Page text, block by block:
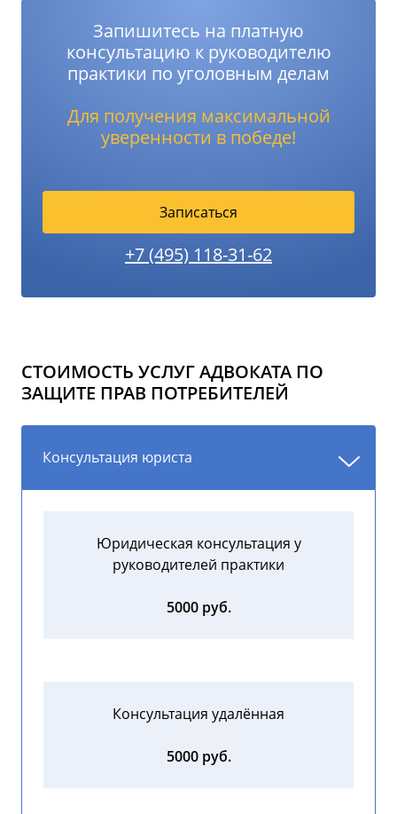
Запишитесь на платную
консультацию к руководителю
практики по уголовным делам
Для получения максимальной
уверенности в победе!
Записаться
+7 (495) 118-31-62
СТОИМОСТЬ УСЛУГ АДВОКАТА ПО
ЗАЩИТЕ ПРАВ ПОТРЕБИТЕЛЕЙ
Консультация юриста
Юридическая консультация у
руководителей практики
5000 руб.
Консультация удалённая
5000 руб.